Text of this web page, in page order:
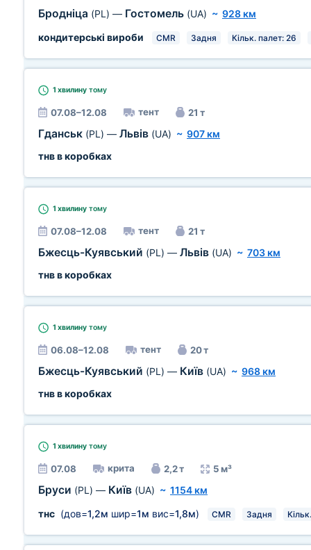
Бродніца (PL) — Гостомель (UA) ~ 928 км
кондитерські вироби
CMR Задня Кільк. палет: 26
1 хвилину тому
07.08–12.08 тент 21 т
Гданськ (PL) — Львів (UA) ~ 907 км
тнв в коробках
1 хвилину тому
07.08–12.08 тент 21 т
Бжесць-Куявський (PL) — Львів (UA) ~ 703 км
тнв в коробках
1 хвилину тому
06.08–12.08 тент 20 т
Бжесць-Куявський (PL) — Київ (UA) ~ 968 км
тнв в коробках
1 хвилину тому
07.08 крита 2,2 т 5 м³
Бруси (PL) — Київ (UA) ~ 1154 км
тнс (дов=1,2м шир=1м вис=1,8м) CMR Задня